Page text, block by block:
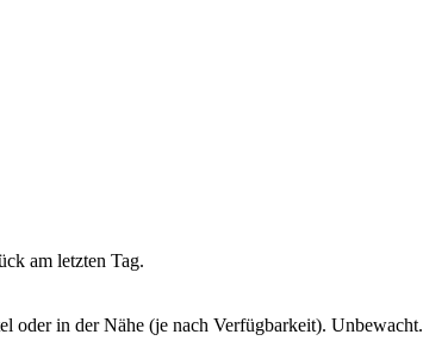
am letzten Tag.
oder in der Nähe (je nach Verfügbarkeit). Unbewacht.